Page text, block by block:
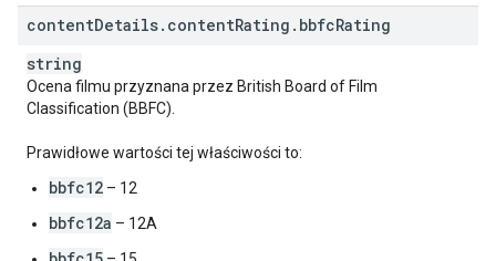
contentDetails. contentRating . bbfcRating
string
Ocena filmu przyznana przez British Board of Film
Classification (BBFC).
Prawidłowe wartości tej właściwości to:
bbfc12 – 12
bbfc12a – 12A